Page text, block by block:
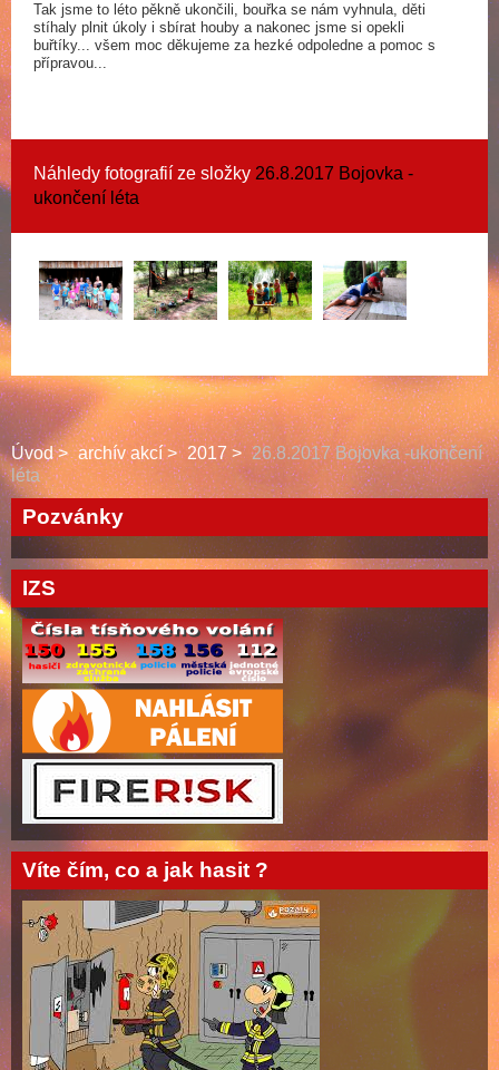
Tak jsme to léto pěkně ukončili, bouřka se nám vyhnula, děti
stíhaly plnit úkoly i sbírat houby a nakonec jsme si opekli
buřtíky... všem moc děkujeme za hezké odpoledne a pomoc s
přípravou...
Náhledy fotografií ze složky 26.8.2017 Bojovka -
ukončení léta
Úvod archív akcí 2017
26.8.2017 Bojovka -ukončení
léta
Pozvánky
IZS
Víte čím, co a jak hasit ?